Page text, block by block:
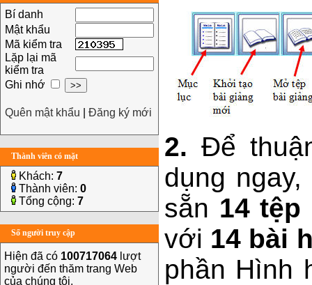
Bí danh
Mật khẩu
Mã kiểm tra
Lặp lại mã
kiểm tra
Ghi nhớ
Quên mật khẩu Đăng ký mới
Thành viên có mặt
Khách: 7
Thành viên: 0
Tổng cộng: 7
Số người truy cập
Hiện đã có 100717064 lượt
người đến thăm trang Web
của chúng tôi.
2. Để
dụng
sẵn 14 tệp
với 14 bài
phần Hình